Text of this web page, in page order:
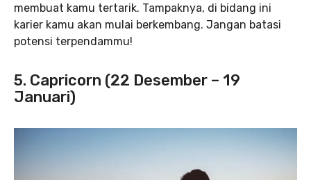
membuat kamu tertarik. Tampaknya, di bidang ini
karier kamu akan mulai berkembang. Jangan batasi
potensi terpendammu!
5. Capricorn (22 Desember – 19
Januari)